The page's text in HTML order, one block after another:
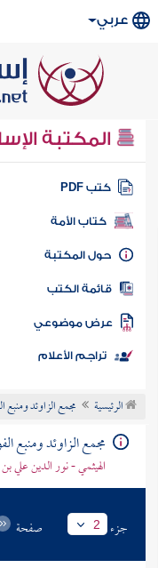
عربي
المكتبة
كتب PDF
كتاب الأمة
المكتبة
الكتب
موضوعي
تراجم الأعلام
الرئيسية مجمع الزاوئد ومنبع
مجمع الزاوئد ومنبع
الهيثمي - نور الدين علي
جزء 2 صفحة